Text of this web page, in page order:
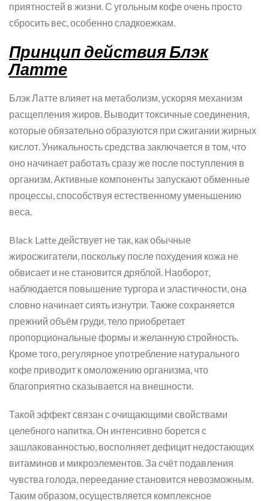
приятностей в жизни. С угольным кофе очень просто
сбросить вес, особенно сладкоежкам.
Принцип действия Блэк
Латте
Блэк Латте влияет на метаболизм, ускоряя механизм
расщепления жиров. Выводит токсичные соединения,
которые обязательно образуются при сжигании жирных
кислот. Уникальность средства заключается в том, что
оно начинает работать сразу же после поступления в
организм. Активные компоненты запускают обменные
процессы, способствуя естественному уменьшению
веса.
Black Latte действует не так, как обычные
жиросжигатели, поскольку после похудения кожа не
обвисает и не становится дряблой. Наоборот,
наблюдается повышение тургора и эластичности, она
словно начинает сиять изнутри. Также сохраняется
прежний объём груди, тело приобретает
пропорциональные формы и желанную стройность.
Кроме того, регулярное употребление натурального
кофе приводит к омоложению организма, что
благоприятно сказывается на внешности.
Такой эффект связан с очищающими свойствами
целебного напитка. Он интенсивно борется с
зашлакованностью, восполняет дефицит недостающих
витаминов и микроэлементов. За счёт подавления
чувства голода, переедание становится невозможным.
Таким образом, осуществляется комплексное